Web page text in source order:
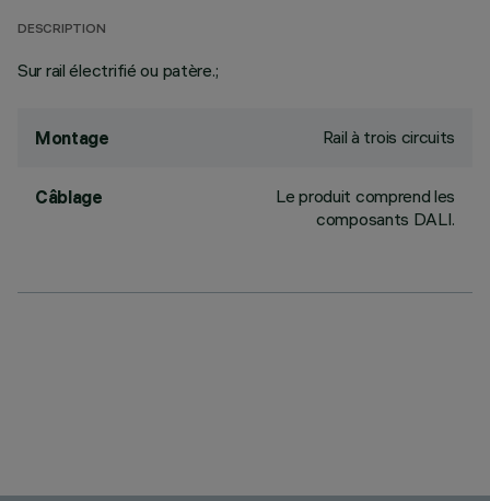
DESCRIPTION
Sur rail électrifié ou patère.;
Montage Rail à trois circuits
Câblage
Le produit comprend les
composants DALI.